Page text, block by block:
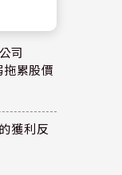
司
累股價
獲利反